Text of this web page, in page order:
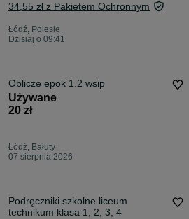
34,55 zł z Pakietem Ochronnym
Łódź, Polesie
Dzisiaj o 09:41
Oblicze epok 1.2 wsip
Używane
20 zł
Łódź, Bałuty
07 sierpnia 2026
Podręczniki szkolne liceum
technikum klasa 1, 2, 3, 4